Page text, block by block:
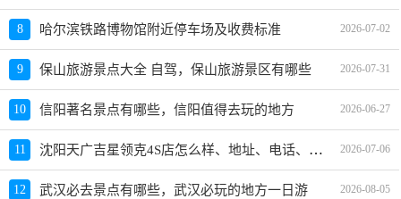
8 哈尔滨铁路博物馆附近停车场及收费标准 2026-07-02
9 保山旅游景点大全 自驾，保山旅游景区有哪些 2026-07-31
10 信阳著名景点有哪些，信阳值得去玩的地方 2026-06-27
11 沈阳天广吉星领克4S店怎么样、地址、电话、上班时间查询 2026-07-06
12 武汉必去景点有哪些，武汉必玩的地方一日游 2026-08-05